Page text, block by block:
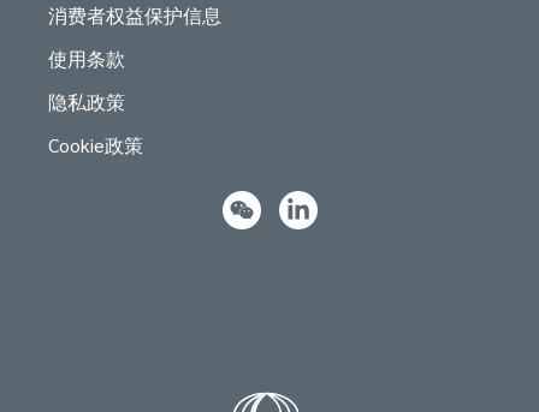
消费者权益保护信息
使用条款
隐私政策
Cookie政策